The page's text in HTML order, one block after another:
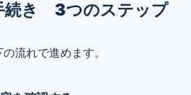
続き 3つのステップ
流れで進めます。